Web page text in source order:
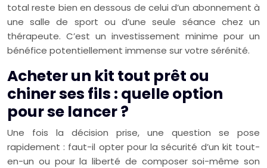
total reste bien en dessous de celui d’un abonnement à
une salle de sport ou d’une seule séance chez un
thérapeute. C’est un investissement minime pour un
bénéfice potentiellement immense sur votre sérénité.
Acheter un kit tout prêt ou
chiner ses fils : quelle option
pour se lancer ?
Une fois la décision prise, une question se pose
rapidement : faut-il opter pour la sécurité d’un kit tout-
en-un ou pour la liberté de composer soi-même son